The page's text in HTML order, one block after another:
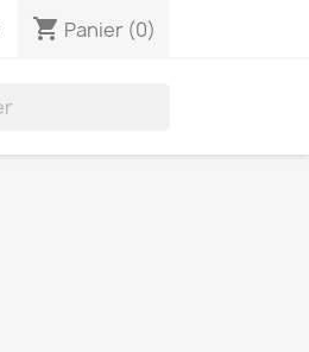
shopping_cart Panier (0)